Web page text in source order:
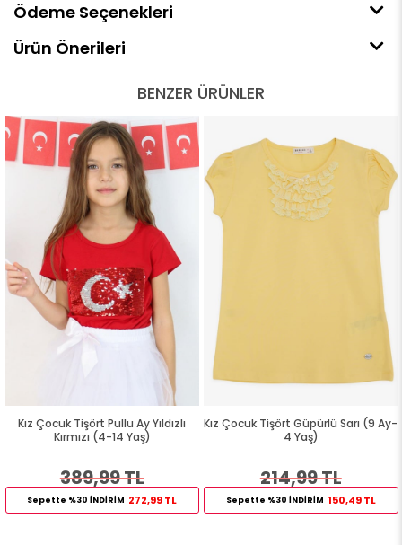
Ödeme Seçenekleri
Ürün Önerileri
BENZER ÜRÜNLER
Kız Çocuk Tişört Pullu Ay Yıldızlı
Kırmızı (4-14 Yaş)
389,99 TL
Sepette %30 İNDİRİM 272,99 TL
Kız Çocuk Tişört Güpürlü Sarı (9 Ay-
4 Yaş)
214,99 TL
Sepette %30 İNDİRİM 150,49 TL